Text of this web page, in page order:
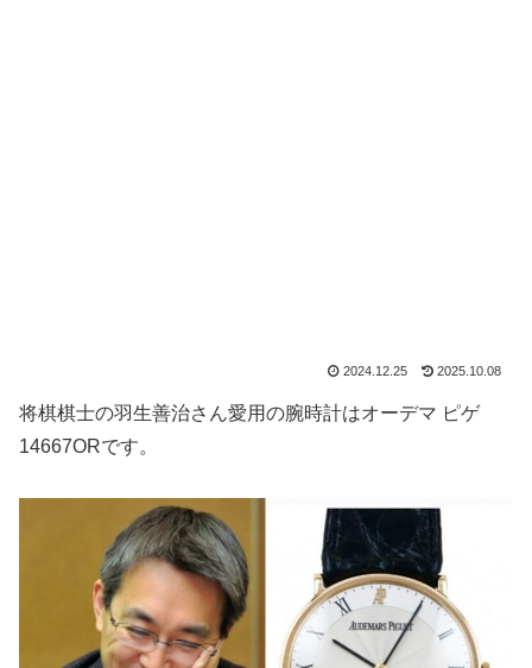
2024.12.25 2025.10.08
将棋棋士の羽生善治さん愛用の腕時計はオーデマ ピゲ
14667ORです。